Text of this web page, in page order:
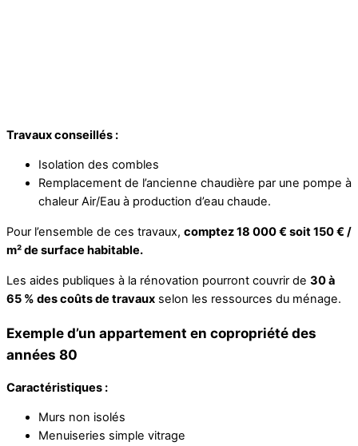
Travaux conseillés :
Isolation des combles
Remplacement de l’ancienne chaudière par une pompe à
chaleur Air/Eau à production d’eau chaude.
Pour l’ensemble de ces travaux, comptez 18 000 € soit 150 € /
m² de surface habitable.
Les aides publiques à la rénovation pourront couvrir de 30 à
65 % des coûts de travaux selon les ressources du ménage.
Exemple d’un appartement en copropriété des
années 80
Caractéristiques :
Murs non isolés
Menuiseries simple vitrage